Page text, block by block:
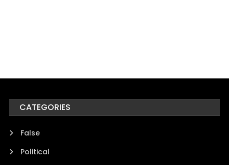
CATEGORIES
False
Political